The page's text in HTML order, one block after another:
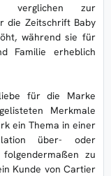
verglichen zur
die Zeitschrift Baby
während sie für
Familie erheblich
für die Marke
Merkmale
ein Thema in einer
über- oder
zu
Kunde von Cartier